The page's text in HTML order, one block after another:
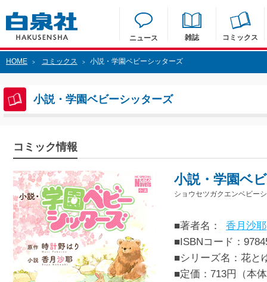
ニュース 雑誌 コミックス
HOME > コミックス > 小説・学園ベビーシッターズ
小説・学園ベビーシッターズ
コミック情報
小説・学園ベ
ショウセツガクエンベビー
■著者名： 香月沙耶
■ISBNコード：
■シリーズ名：花と
■定価：713円（本